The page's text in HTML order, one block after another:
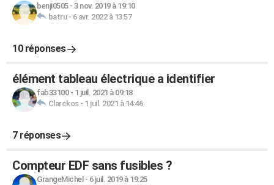
benji0505- 3 nov. 2019 à 19:10
batru- 6 avr. 2022 à 13:57
10 réponses
élément tableau électrique a identifier
fab33100- 1 juil. 2021 à 09:18
Clarckos- 1 juil. 2021 à 14:46
7 réponses
Compteur EDF sans fusibles ?
GrangeMichel - 6 juil. 2019 à 19:25